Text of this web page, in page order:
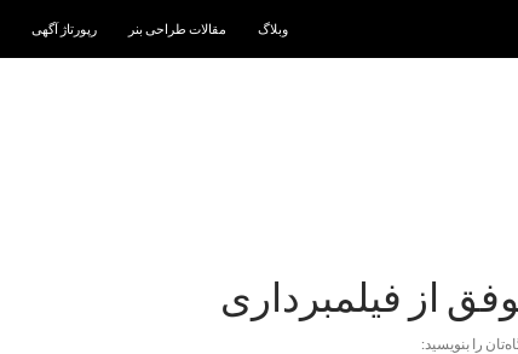
وبلاگ
مقالات طراحی بنر رپورتاژ آگهی
را بنویسید: